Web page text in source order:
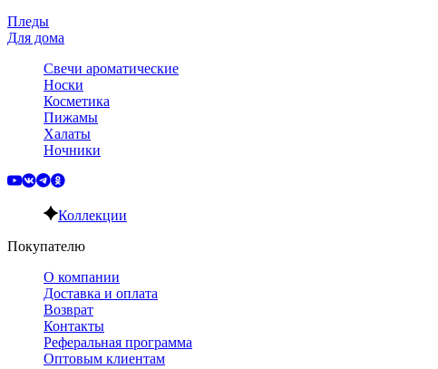
Пледы
Для дома
Свечи ароматические
Носки
Косметика
Пижамы
Халаты
Ночники
Коллекции
Покупателю
О компании
Доставка и оплата
Возврат
Контакты
Реферальная программа
Оптовым клиентам